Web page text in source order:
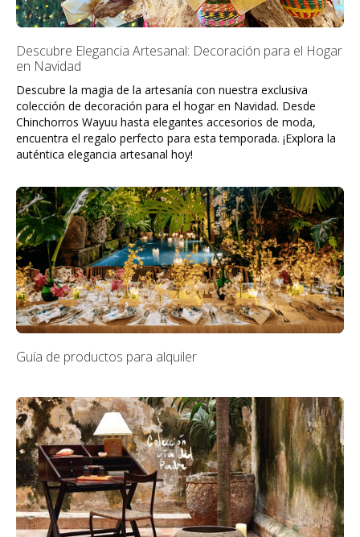
Descubre Elegancia Artesanal: Decoración para el Hogar
en Navidad
Descubre la magia de la artesanía con nuestra exclusiva
colección de decoración para el hogar en Navidad. Desde
Chinchorros Wayuu hasta elegantes accesorios de moda,
encuentra el regalo perfecto para esta temporada. ¡Explora la
auténtica elegancia artesanal hoy!
Guía de productos para alquiler